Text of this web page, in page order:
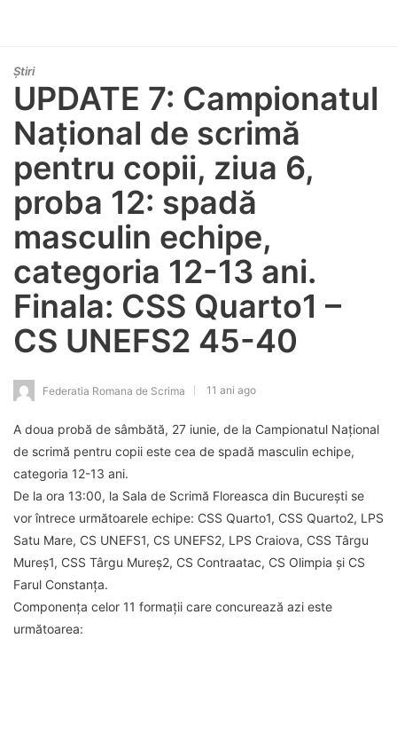
Știri
UPDATE 7: Campionatul
Național de scrimă
pentru copii, ziua 6,
proba 12: spadă
masculin echipe,
categoria 12-13 ani.
Finala: CSS Quarto1 –
CS UNEFS2 45-40
Federatia Romana de Scrima 11 ani ago
A doua probă de sâmbătă, 27 iunie, de la Campionatul Național
de scrimă pentru copii este cea de spadă masculin echipe,
categoria 12-13 ani.
De la ora 13:00, la Sala de Scrimă Floreasca din București se
vor întrece următoarele echipe: CSS Quarto1, CSS Quarto2, LPS
Satu Mare, CS UNEFS1, CS UNEFS2, LPS Craiova, CSS Târgu
Mureș1, CSS Târgu Mureș2, CS Contraatac, CS Olimpia și CS
Farul Constanța.
Componența celor 11 formații care concurează azi este
următoarea: